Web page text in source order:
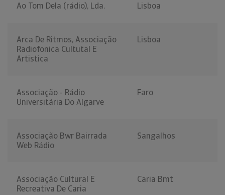
Ao Tom Dela (rádio), Lda. Lisboa
Arca De Ritmos, Associação
Radiofonica Cultutal E
Artistica
Lisboa
Associação - Rádio
Universitária Do Algarve
Faro
Associação Bwr Bairrada
Web Rádio
Sangalhos
Associação Cultural E
Recreativa De Caria
Caria Bmt